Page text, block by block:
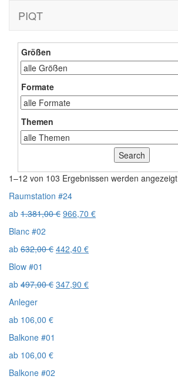
PIQT
Größen
Formate
Themen
1–12 von 103 Ergebnissen werden angezeigt
Raumstation #24
ab 1.381,00€ 966,70 €
Blanc #02
ab 632,00€ 442,40 €
Blow #01
ab 497,00€ 347,90 €
Anleger
ab 106,00 €
Balkone #01
ab 106,00 €
Balkone #02